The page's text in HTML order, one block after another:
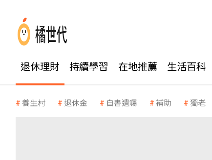
退休理財 持續學習 在地推薦 生活百科
養生村 退休金 自書遺囑 補助 獨老